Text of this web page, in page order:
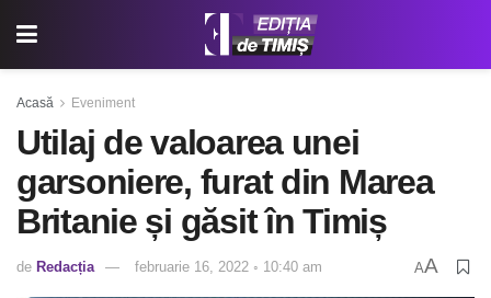
Acasă Eveniment
Utilaj de valoarea unei
garsoniere, furat din Marea
Britanie și găsit în Timiș
de Redacția februarie 16, 2022 ◦ 10:40 am AA